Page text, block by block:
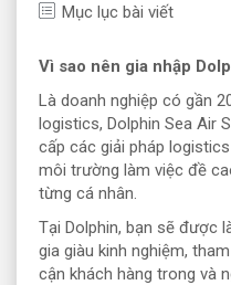
Mục lục bài viết
Vì sao nên gia nhập
Là doanh nghiệp có gần
logistics, Dolphin Sea Air
cấp các giải pháp
môi trường làm việc đề
từng cá nhân.
Tại Dolphin, bạn sẽ được
gia giàu kinh nghiệm,
cận khách hàng trong và